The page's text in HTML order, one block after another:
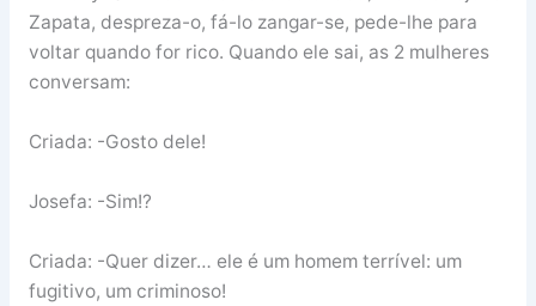
Zapata, despreza-o, fá-lo zangar-se, pede-lhe para
voltar quando for rico. Quando ele sai, as 2 mulheres
conversam:
Criada: -Gosto dele!
Josefa: -Sim!?
Criada: -Quer dizer… ele é um homem terrível: um
fugitivo, um criminoso!